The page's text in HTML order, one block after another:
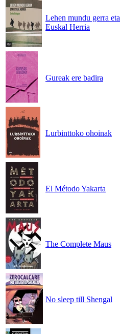
Lehen mundu gerra eta
Euskal Herria
Gureak ere badira
Lurbinttoko ohoinak
El Método Yakarta
The Complete Maus
No sleep till Shengal